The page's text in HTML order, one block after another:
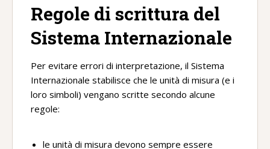
Regole di scrittura del
Sistema Internazionale
Per evitare errori di interpretazione, il Sistema
Internazionale stabilisce che le unità di misura (e i
loro simboli) vengano scritte secondo alcune
regole:
le unità di misura devono sempre essere